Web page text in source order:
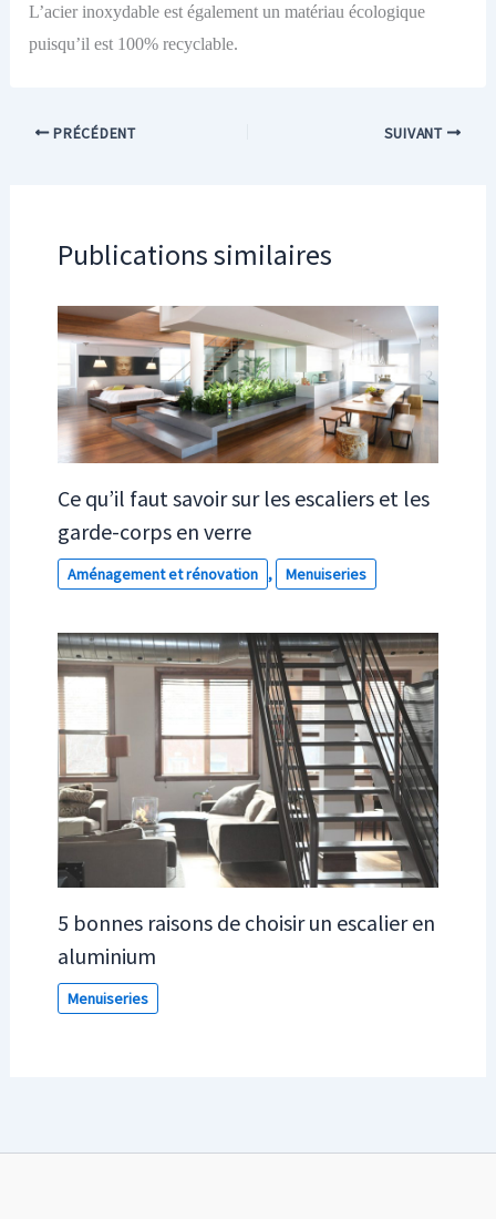
L’acier inoxydable est également un matériau écologique
puisqu’il est 100% recyclable.
PRÉCÉDENT SUIVANT
Publications similaires
Ce qu’il faut savoir sur les escaliers et les
garde-corps en verre
Aménagement et rénovation , Menuiseries
5 bonnes raisons de choisir un escalier en
aluminium
Menuiseries